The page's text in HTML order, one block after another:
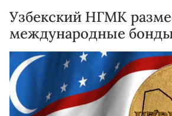
Узбекский НГМК
международные